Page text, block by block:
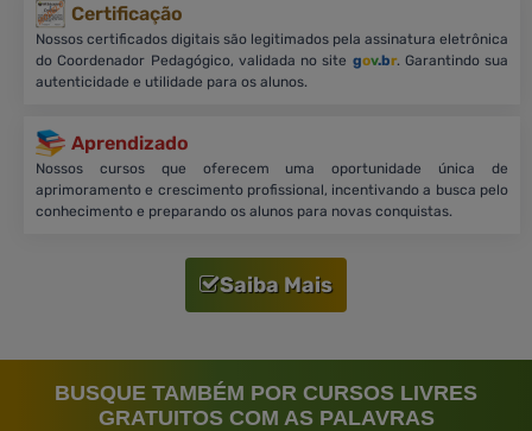
Certificação
Nossos certificados digitais são legitimados pela assinatura eletrônica
do Coordenador Pedagógico, validada no site gov.br. Garantindo sua
autenticidade e utilidade para os alunos.
Aprendizado
Nossos cursos que oferecem uma oportunidade única de
aprimoramento e crescimento profissional, incentivando a busca pelo
conhecimento e preparando os alunos para novas conquistas.
Saiba Mais
BUSQUE TAMBÉM POR CURSOS LIVRES
GRATUITOS COM AS PALAVRAS